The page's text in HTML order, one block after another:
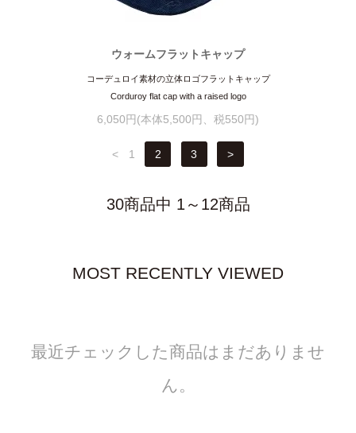
ウォームフラットキャップ
コーデュロイ素材の立体ロゴフラットキャップ
Corduroy flat cap with a raised logo
6,050円(本体5,500円、税550円)
< 1 2 3 >
30商品中 1～12商品
MOST RECENTLY VIEWED
最近チェックした商品はまだありませ
ん。